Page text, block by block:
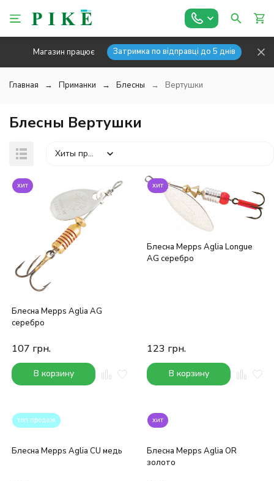
Магазин працює Затримка по відправці до 5 днів
Главная Приманки Блесны Вертушки
Блесны Вертушки
Хиты продаж
хит
Блесна Mepps Aglia AG
серебро
107 грн.
В корзину
хит
Блесна Mepps Aglia Longue
AG серебро
123 грн.
В корзину
топ продаж
Блесна Mepps Aglia CU медь
хит
Блесна Mepps Aglia OR
золото